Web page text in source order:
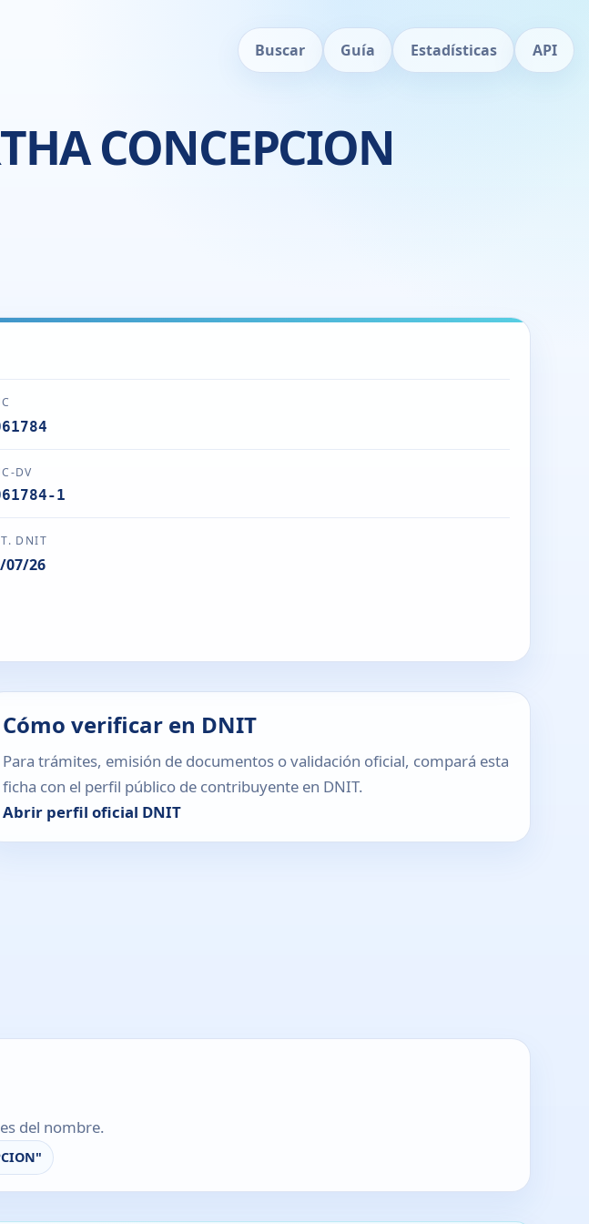
Buscar Guía Estadísticas API
CONCEPCION
DV
1
DNIT
07/26
Cómo verificar en DNIT
Para trámites, emisión de documentos o validación oficial, compará esta
ficha con el perfil público de contribuyente en DNIT.
Abrir perfil oficial DNIT
del nombre.